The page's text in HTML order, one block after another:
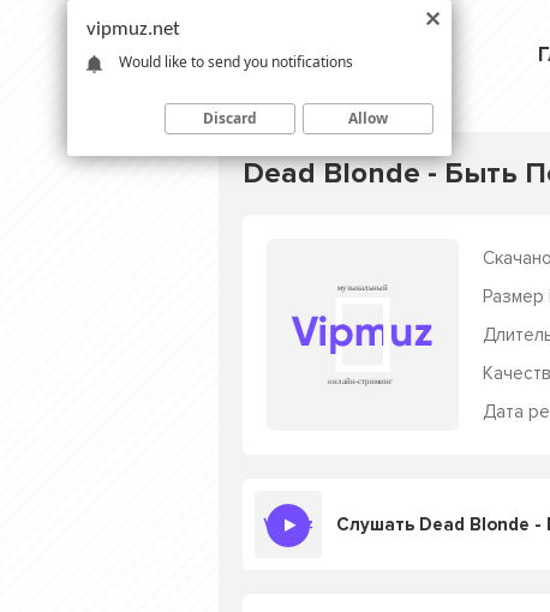
Dead Blonde - Быть
Размер
Дата
Слушать Dead Blonde
vipmuz.net
Would like to send you notifications
Discard Allow